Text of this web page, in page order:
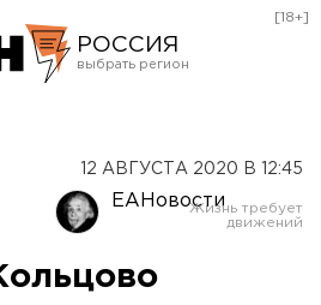
РОССИЯ
Оренбург
[18+]
12 АВГУСТА 2020 В 12:45
ЕАНовости